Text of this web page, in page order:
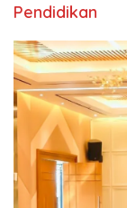
Pendidikan